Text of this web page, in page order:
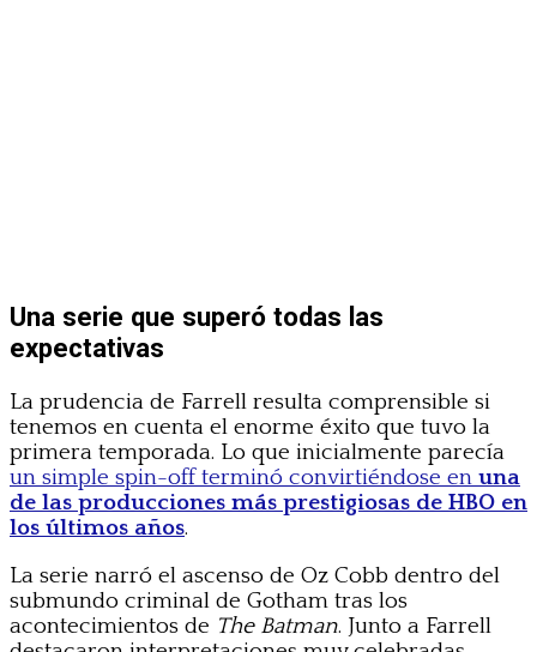
Una serie que superó todas las
expectativas
La prudencia de Farrell resulta comprensible si
tenemos en cuenta el enorme éxito que tuvo la
primera temporada. Lo que inicialmente parecía
un simple spin-off terminó convirtiéndose en una
de las producciones más prestigiosas de HBO en
los últimos años.
La serie narró el ascenso de Oz Cobb dentro del
submundo criminal de Gotham tras los
acontecimientos de The Batman. Junto a Farrell